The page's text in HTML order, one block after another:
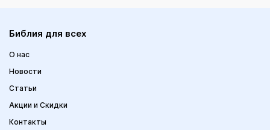
Библия для всех
О нас
Новости
Статьи
Акции и Скидки
Контакты